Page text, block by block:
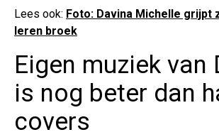
Lees ook: Foto: Davina Michelle grijpt
leren broek
Eigen muziek van
is nog beter dan
covers